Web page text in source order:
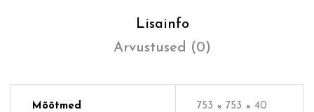
Lisainfo
Arvustused (0)
Mõõtmed
753 × 753 × 40